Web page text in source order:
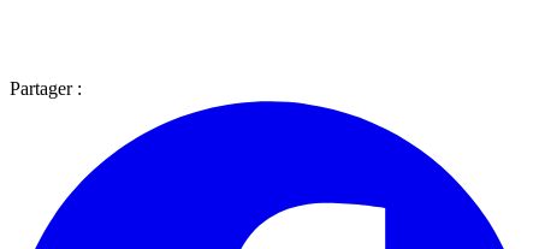
Partager :